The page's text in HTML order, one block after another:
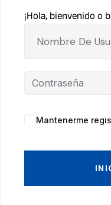
¡Hola, bienvenido o
Mantenerme